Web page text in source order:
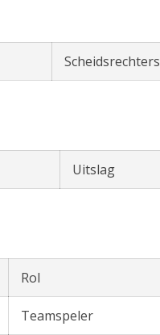
Scheidsrechters
Uitslag
Rol
Teamspeler